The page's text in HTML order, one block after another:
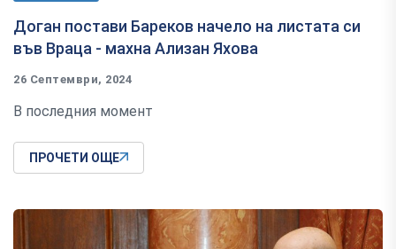
Доган постави Бареков начело на листата си
във Враца - махна Ализан Яхова
26 Септември, 2024
В последния момент
ПРОЧЕТИ ОЩЕ